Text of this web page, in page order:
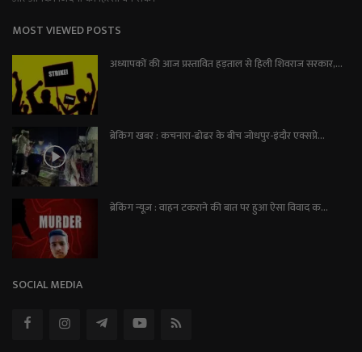
MOST VIEWED POSTS
अध्यापकों की आज प्रस्तावित हड़ताल से हिली शिवराज सरकार,...
ब्रेकिंग खबर : कचनारा-ढोढर के बीच जोधपुर-इंदौर एक्सप्रे...
ब्रेकिंग न्यूज़ : वाहन टकराने की बात पर हुआ ऐसा विवाद क...
SOCIAL MEDIA